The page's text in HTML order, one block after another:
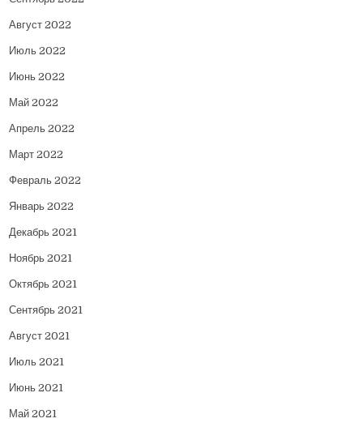
Август 2022
Июль 2022
Июнь 2022
Май 2022
Апрель 2022
Март 2022
Февраль 2022
Январь 2022
Декабрь 2021
Ноябрь 2021
Октябрь 2021
Сентябрь 2021
Август 2021
Июль 2021
Июнь 2021
Май 2021